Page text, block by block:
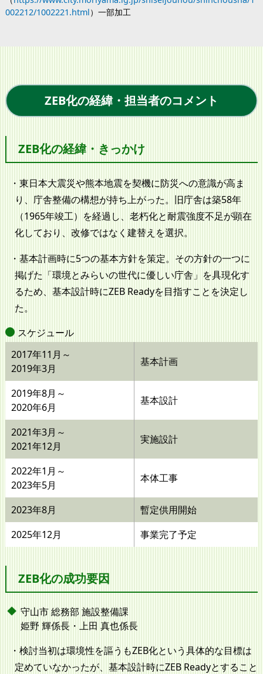
002212/1002221.html）一部加工
ZEB化の経緯・担当者のコメント
ZEB化の経緯・きっかけ
東日本大震災や熊本地震を契機に防災への意識が高ま
り、庁舎整備の構想が持ち上がった。旧庁舎は築58年
（1965年竣工）を経過し、老朽化と耐震強度不足が顕在
化しており、改修ではなく建替えを選択。
基本計画時に5つの基本方針を策定。その方針の一つに
掲げた「環境とみらいの世代に優しい庁舎」を具現化す
るため、基本設計時にZEB Readyを目指すことを決定し
た。
スケジュール
2017年11月～
2019年3月
基本計画
2019年8月～
2020年6月
基本設計
2021年3月～
2021年12月
実施設計
2022年1月～
2023年5月
本体工事
2023年8月
暫定供用開始
2025年12月
事業完了予定
ZEB化の成功要因
守山市 総務部 施設整備課
姫野 輝係長・上田 真也係長
検討当初は環境性を謳うもZEB化という具体的な目標は
定めていなかったが、基本設計時にZEB Readyとすること